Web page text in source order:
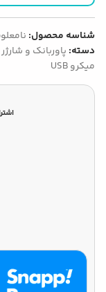
شناسه محصول:
دسته: پاوربانک و
میکرو USB